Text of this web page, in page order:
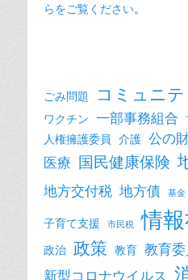
らをご覧ください。
ごみ問題 コミュニテ
ワクチン 一部事務組合
人権擁護委員 介護 公の
医療 国民健康保険
地方交付税 地方債 基金
子育て支援 市民税 情
政治 政策 教育 教育
新型コロナウイルス